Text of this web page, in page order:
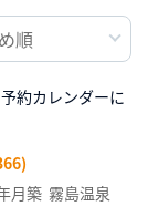
約カレンダーに
月築 霧島温泉